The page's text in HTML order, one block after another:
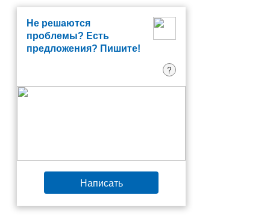
Не решаются
проблемы? Есть
предложения? Пишите!
?
Написать